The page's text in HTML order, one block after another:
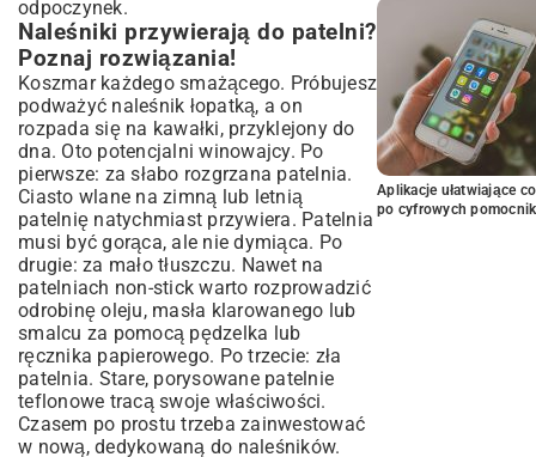
odpoczynek.
Naleśniki przywierają do patelni?
Poznaj rozwiązania!
Koszmar każdego smażącego. Próbujesz
podważyć naleśnik łopatką, a on
rozpada się na kawałki, przyklejony do
dna. Oto potencjalni winowajcy. Po
pierwsze: za słabo rozgrzana patelnia.
Ciasto wlane na zimną lub letnią
patelnię natychmiast przywiera. Patelnia
musi być gorąca, ale nie dymiąca. Po
drugie: za mało tłuszczu. Nawet na
patelniach non-stick warto rozprowadzić
odrobinę oleju, masła klarowanego lub
smalcu za pomocą pędzelka lub
ręcznika papierowego. Po trzecie: zła
patelnia. Stare, porysowane patelnie
teflonowe tracą swoje właściwości.
Czasem po prostu trzeba zainwestować
w nową, dedykowaną do naleśników.
Aplikacje ułatwiające
po cyfrowych